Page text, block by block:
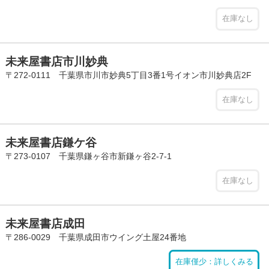
在庫なし
未来屋書店市川妙典
〒272-0111 千葉県市川市妙典5丁目3番1号イオン市川妙典店2F
在庫なし
未来屋書店鎌ケ谷
〒273-0107 千葉県鎌ヶ谷市新鎌ヶ谷2-7-1
在庫なし
未来屋書店成田
〒286-0029 千葉県成田市ウイング土屋24番地
在庫僅少：詳しくみる